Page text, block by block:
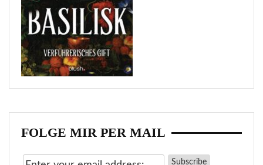
FOLGE MIR PER MAIL